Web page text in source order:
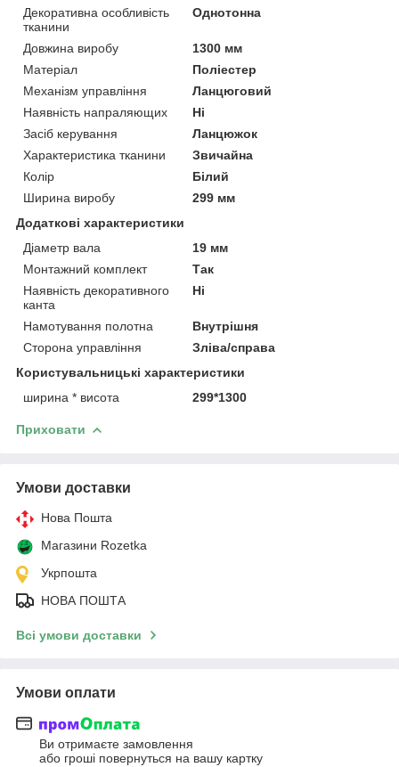
Декоративна особливість
тканини
Однотонна
Довжина виробу
1300 мм
Матеріал
Поліестер
Механізм управління
Ланцюговий
Наявність напраляющих
Ні
Засіб керування
Ланцюжок
Характеристика тканини
Звичайна
Колір
Білий
Ширина виробу
299 мм
Додаткові характеристики
Діаметр вала
19 мм
Монтажний комплект
Так
Наявність декоративного
канта
Ні
Намотування полотна
Внутрішня
Сторона управління
Зліва/справа
Користувальницькі характеристики
ширина * висота
299*1300
Приховати
Умови доставки
Нова Пошта
Магазини Rozetka
Укрпошта
НОВА ПОШТА
Всі умови доставки
Умови оплати
Ви отримаєте замовлення
або гроші повернуться на вашу картку